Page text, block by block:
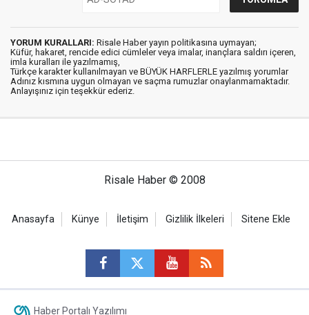
YORUM KURALLARI: Risale Haber yayın politikasına uymayan;
Küfür, hakaret, rencide edici cümleler veya imalar, inançlara saldırı içeren,
imla kuralları ile yazılmamış,
Türkçe karakter kullanılmayan ve BÜYÜK HARFLERLE yazılmış yorumlar
Adınız kısmına uygun olmayan ve saçma rumuzlar onaylanmamaktadır.
Anlayışınız için teşekkür ederiz.
Risale Haber © 2008
Anasayfa Künye İletişim Gizlilik İlkeleri Sitene Ekle
Haber Portalı Yazılımı